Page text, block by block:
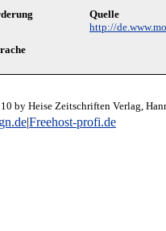
Quelle
http://
by Heise Zeitschriften Verlag,
|Freehost-profi.de